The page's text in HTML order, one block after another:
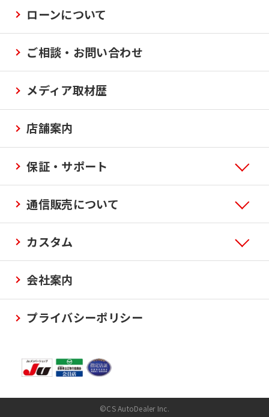
ローンについて
ご相談・お問い合わせ
メディア取材歴
店舗案内
保証・サポート
通信販売について
カスタム
会社案内
プライバシーポリシー
©CS AutoDealer Inc.